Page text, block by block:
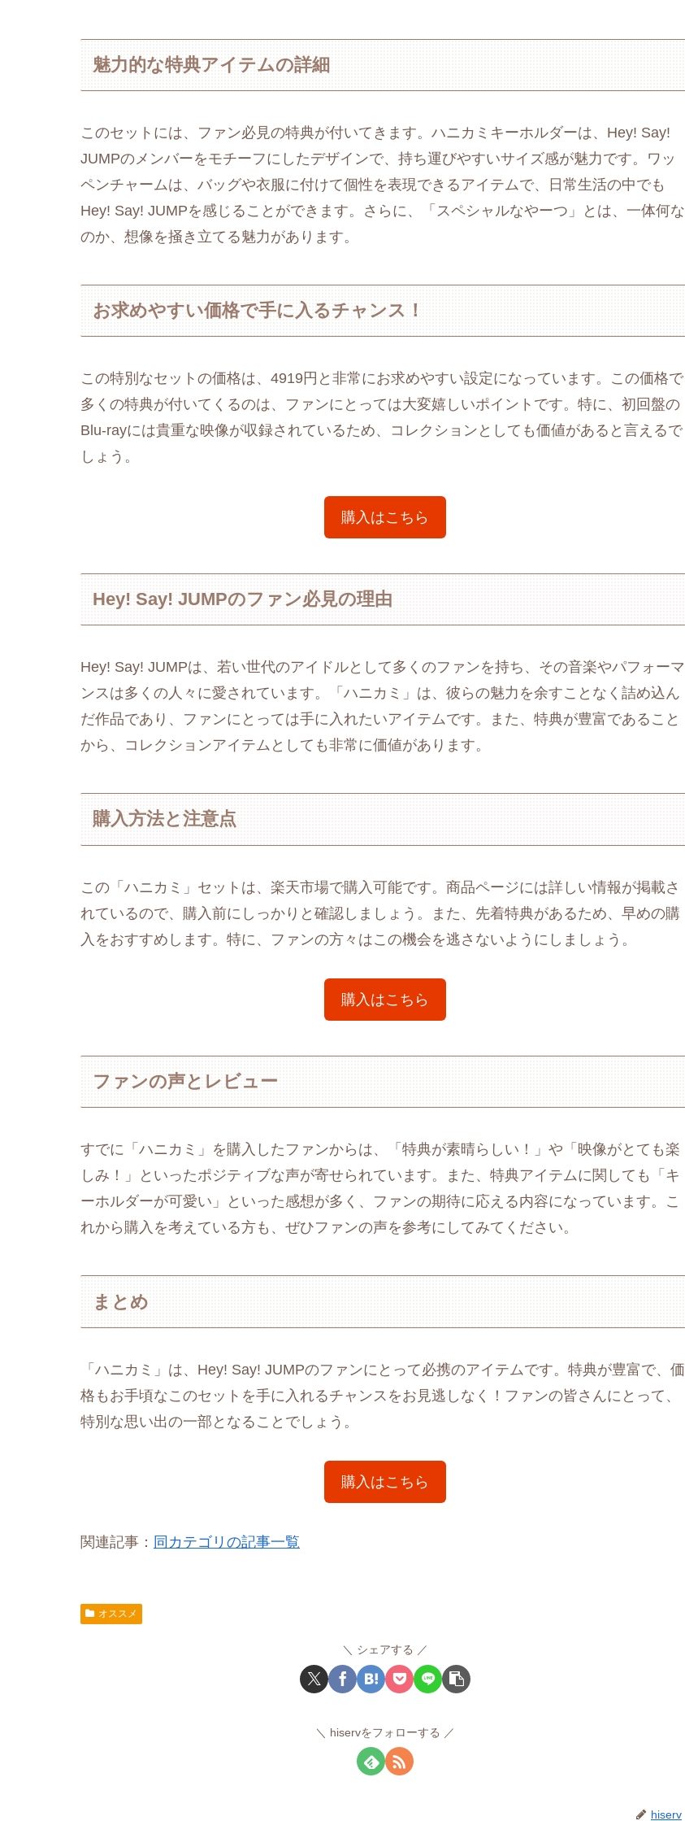
魅力的な特典アイテムの詳細
このセットには、ファン必見の特典が付いてきます。ハニカミキーホルダーは、Hey! Say!
JUMPのメンバーをモチーフにしたデザインで、持ち運びやすいサイズ感が魅力です。ワッ
ペンチャームは、バッグや衣服に付けて個性を表現できるアイテムで、日常生活の中でも
Hey! Say! JUMPを感じることができます。さらに、「スペシャルなやーつ」とは、一体何な
のか、想像を掻き立てる魅力があります。
お求めやすい価格で手に入るチャンス！
この特別なセットの価格は、4919円と非常にお求めやすい設定になっています。この価格で
多くの特典が付いてくるのは、ファンにとっては大変嬉しいポイントです。特に、初回盤の
Blu-rayには貴重な映像が収録されているため、コレクションとしても価値があると言えるで
しょう。
購入はこちら
Hey! Say! JUMPのファン必見の理由
Hey! Say! JUMPは、若い世代のアイドルとして多くのファンを持ち、その音楽やパフォーマ
ンスは多くの人々に愛されています。「ハニカミ」は、彼らの魅力を余すことなく詰め込ん
だ作品であり、ファンにとっては手に入れたいアイテムです。また、特典が豊富であること
から、コレクションアイテムとしても非常に価値があります。
購入方法と注意点
この「ハニカミ」セットは、楽天市場で購入可能です。商品ページには詳しい情報が掲載さ
れているので、購入前にしっかりと確認しましょう。また、先着特典があるため、早めの購
入をおすすめします。特に、ファンの方々はこの機会を逃さないようにしましょう。
購入はこちら
ファンの声とレビュー
すでに「ハニカミ」を購入したファンからは、「特典が素晴らしい！」や「映像がとても楽
しみ！」といったポジティブな声が寄せられています。また、特典アイテムに関しても「キ
ーホルダーが可愛い」といった感想が多く、ファンの期待に応える内容になっています。こ
れから購入を考えている方も、ぜひファンの声を参考にしてみてください。
まとめ
「ハニカミ」は、Hey! Say! JUMPのファンにとって必携のアイテムです。特典が豊富で、価
格もお手頃なこのセットを手に入れるチャンスをお見逃しなく！ファンの皆さんにとって、
特別な思い出の一部となることでしょう。
購入はこちら
関連記事： 同カテゴリの記事一覧
オススメ
シェアする
hiservをフォローする
hiserv